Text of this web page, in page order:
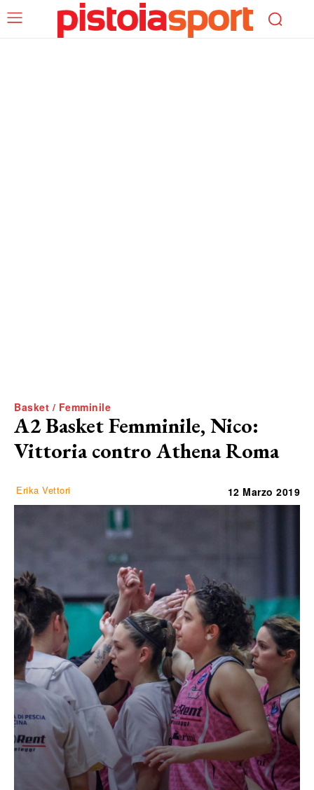
Basket / Femminile
A2 Basket Femminile, Nico:
Vittoria contro Athena Roma
Erika Vettori 12 Marzo 2019